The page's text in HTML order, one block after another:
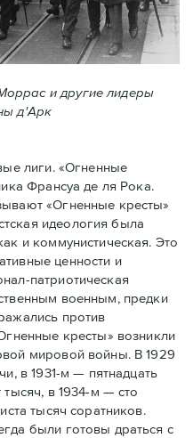
и другие лидеры
д'Арк
лиги. «Огненные
Франсуа де ля Рока.
«Огненные крeсты»
идеология была
и коммунистическая. Это
ценности и
патриотическая
военным, предки
против
кресты» возникли
мировой войны. В 1929
в 1931-м — пятнадцать
в 1934-м — сто
тысяч соратников.
были готовы драться с